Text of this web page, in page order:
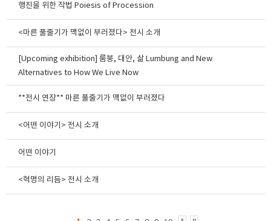
행진을 위한 작법 Poiesis of Procession
<마른 풀줄기가 맥없이 부러졌다> 전시 소개
[Upcoming exhibition] 룸붕, 대안, 삶 Lumbung and New
Alternatives to How We Live Now
**전시 연장** 마른 풀줄기가 맥없이 부러졌다
<어떤 이야기> 전시 소개
어떤 이야기
<혁명의 리듬> 전시 소개